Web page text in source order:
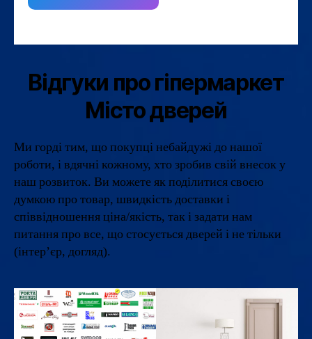
Відгуки про гіпермаркет
Місто дверей
Ми горді тим, що покупці небайдужі до нашої
роботи, і вдячні кожному, хто зробив свій внесок у
наш розвиток. Ви можете як поділитися своєю
думкою про товар, швидкість доставки і
співвідношення ціна/якість, так і задати нам
питання про все, що стосується дверей і не тільки
(інтер’єр, догляд).